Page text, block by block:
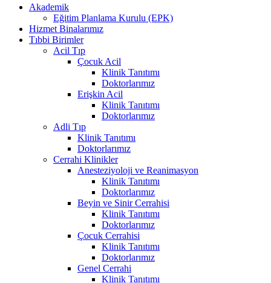
Akademik
Eğitim Planlama Kurulu (EPK)
Hizmet Binalarımız
Tıbbi Birimler
Acil Tıp
Çocuk Acil
Klinik Tanıtımı
Doktorlarımız
Erişkin Acil
Klinik Tanıtımı
Doktorlarımız
Adli Tıp
Klinik Tanıtımı
Doktorlarımız
Cerrahi Klinikler
Anesteziyoloji ve Reanimasyon
Klinik Tanıtımı
Doktorlarımız
Beyin ve Sinir Cerrahisi
Klinik Tanıtımı
Doktorlarımız
Çocuk Cerrahisi
Klinik Tanıtımı
Doktorlarımız
Genel Cerrahi
Klinik Tanıtımı